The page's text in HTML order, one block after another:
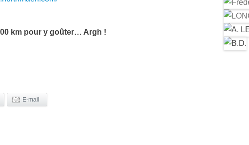
km pour y goûter… Argh !
E-mail